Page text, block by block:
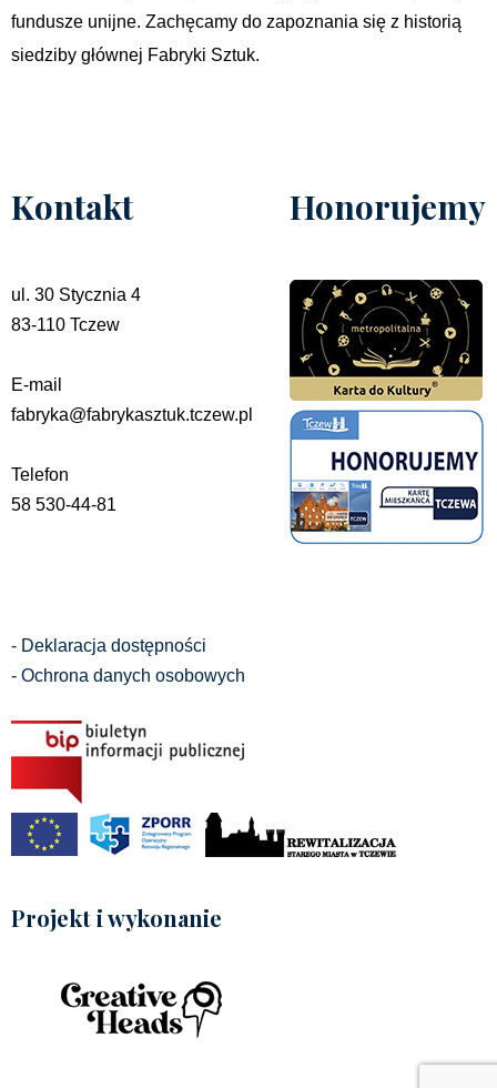
fundusze unijne. Zachęcamy do zapoznania się z historią
siedziby głównej Fabryki Sztuk.
Kontakt
ul. 30 Stycznia 4
83-110 Tczew
E-mail
fabryka@fabrykasztuk.tczew.pl
Telefon
58 530-44-81
Honorujemy
- Deklaracja dostępności
- Ochrona danych osobowych
Projekt i wykonanie